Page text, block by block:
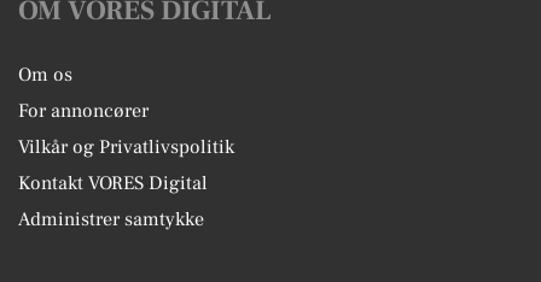
OM VORES DIGITAL
Om os
For annoncører
Vilkår og Privatlivspolitik
Kontakt VORES Digital
Administrer samtykke